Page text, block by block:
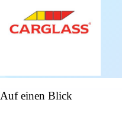
Auf einen Blick